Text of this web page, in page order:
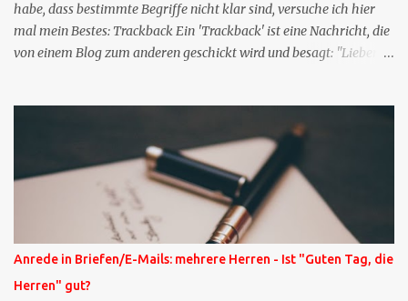
habe, dass bestimmte Begriffe nicht klar sind, versuche ich hier
mal mein Bestes: Trackback Ein 'Trackback' ist eine Nachricht, die
von einem Blog zum anderen geschickt wird und besagt: "Lieber
was ich zu deinem Inhalt zu sagen hatte." Diese
Nachrichtenfunktion wird 'angestoßen' in dem 'mein' Blog an die
'TrackbackURL' des Anderen einen 'Ping' schickt, d.h. ein paar
Parameter übergibt (URL meines Eintrags, Kurzzitat meines
Beitrags). Praktisch muss man nichts Anderes tun, als die
TrackbackURL beim Schreiben meines Beitrags in ein bestimmtes
Feld in meinem 'Blog-Redaktionssystem' einzufügen. Trackbacks
und TrackbackURLs sind heute recht selten. Das Trackback-
Anrede in Briefen/E-Mails: mehrere Herren - Ist "Guten Tag, die
Herren" gut?